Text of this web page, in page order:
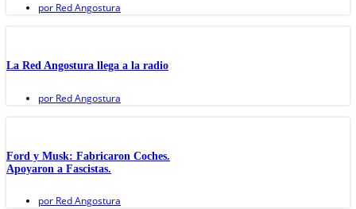
por Red Angostura
La Red Angostura llega a la radio
por Red Angostura
Ford y Musk: Fabricaron Coches.
Apoyaron a Fascistas.
por Red Angostura